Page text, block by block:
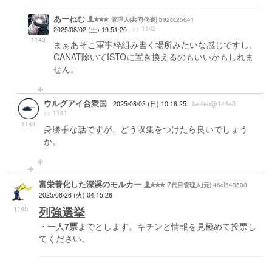
1143
あーねむ 管理人(共同代表) b92cc25641
2025/08/02 (土) 19:51:20
>> 1142
まぁあそこ軍事枠組み書く場所みたいな感じですし、
CANAT除いてISTOに置き換えるのもいいかもしれま
せん。
1144
ウルグアイ合衆国 2025/08/03 (日) 10:16:25 be4eb@144e0
>> 1141
身勝手な話ですが、どう収集をつけたら良いでしょう
か。
1145
富栄養化した深溟のモルカー 7代目管理人(元) 46cf543500
2025/08/26 (火) 04:15:26
列強選挙
・一人7票までとします。キチンと情報を見極めて投票し
てください。